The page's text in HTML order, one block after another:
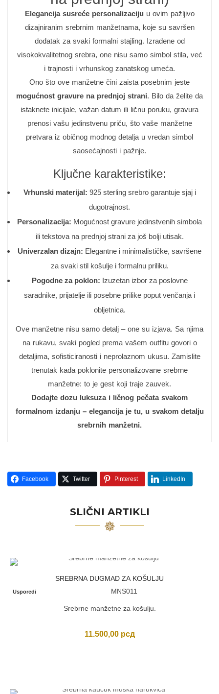
Elegancija susreće personalizaciju u ovim pažljivo
dizajniranim srebrnim manžetnama, koje su savršen
dodatak za svaki formalni stajling. Izrađene od
visokokvalitetnog srebra, one nisu samo simbol stila, već
i trajnosti i vrhunskog zanatskog umeća.
Ono što ove manžetne čini zaista posebnim jeste
mogućnost gravure na prednjoj strani. Bilo da želite da
istaknete inicijale, važan datum ili ličnu poruku, gravura
prenosi vašu jedinstvenu priču, što vaše manžetne
pretvara iz običnog modnog detalja u vredan simbol
saosećajnosti i pažnje.
Ključne karakteristike:
Vrhunski materijal: 925 sterling srebro garantuje sjaj i
dugotrajnost.
Personalizacija: Mogućnost gravure jedinstvenih simbola
ili tekstova na prednjoj strani za još bolji utisak.
Univerzalan dizajn: Elegantne i minimalističke, savršene
za svaki stil košulje i formalnu priliku.
Pogodne za poklon: Izuzetan izbor za poslovne
saradnike, prijatelje ili posebne prilike poput venčanja i
obljetnica.
Ove manžetne nisu samo detalj – one su izjava. Sa njima
na rukavu, svaki pogled prema vašem outfitu govori o
detaljima, sofisticiranosti i neprolaznom ukusu. Zamislite
trenutak kada poklonite personalizovane srebrne
manžetne: to je gest koji traje zauvek.
Dodajte dozu luksuza i ličnog pečata svakom
formalnom izdanju – elegancija je tu, u svakom detalju
srebrnih manžetni.
Facebook Twitter Pinterest LinkedIn
SLIČNI ARTIKLI
SREBRNA DUGMAD ZA KOŠULJU
Usporedi MNS011
Srebrne manžetne za košulju.
11.500,00 рсд